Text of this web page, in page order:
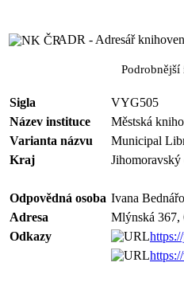
ADR - Adresář
Sigla
VYG505
Název instituce
Městská
Varianta názvu
Municipal
Kraj
Odpovědná osoba Ivana
Adresa
Mlýnská 367,
Odkazy